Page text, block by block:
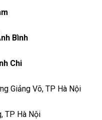
Bình
Chi
Giảng Võ, TP Hà Nội
TP Hà Nội